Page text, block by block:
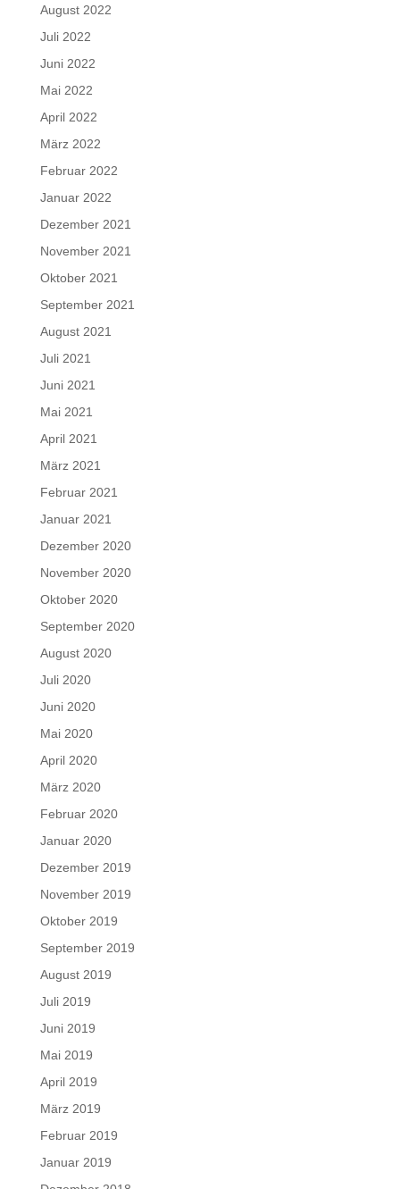
August 2022
Juli 2022
Juni 2022
Mai 2022
April 2022
März 2022
Februar 2022
Januar 2022
Dezember 2021
November 2021
Oktober 2021
September 2021
August 2021
Juli 2021
Juni 2021
Mai 2021
April 2021
März 2021
Februar 2021
Januar 2021
Dezember 2020
November 2020
Oktober 2020
September 2020
August 2020
Juli 2020
Juni 2020
Mai 2020
April 2020
März 2020
Februar 2020
Januar 2020
Dezember 2019
November 2019
Oktober 2019
September 2019
August 2019
Juli 2019
Juni 2019
Mai 2019
April 2019
März 2019
Februar 2019
Januar 2019